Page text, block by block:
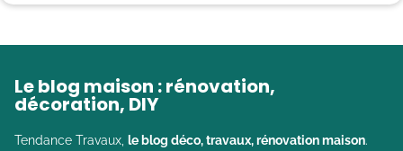
Le blog maison : rénovation,
décoration, DIY
Tendance Travaux, le blog déco, travaux, rénovation maison.